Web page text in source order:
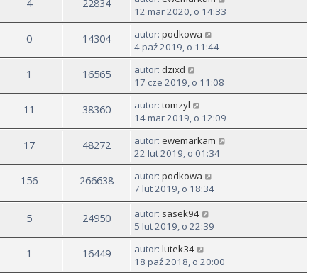
4 22834
12 mar 2020, o 14:33
0 14304 autor: podkowa
4 paź 2019, o 11:44
1 16565 autor: dzixd
17 cze 2019, o 11:08
11 38360 autor: tomzyl
14 mar 2019, o 12:09
17 48272 autor: ewemarkam
22 lut 2019, o 01:34
156 266638 autor: podkowa
7 lut 2019, o 18:34
5 24950 autor: sasek94
5 lut 2019, o 22:39
1 16449 autor: lutek34
18 paź 2018, o 20:00